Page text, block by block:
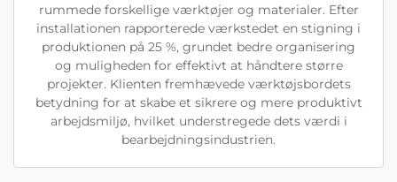
rummede forskellige værktøjer og materialer. Efter
installationen rapporterede værkstedet en stigning i
produktionen på 25 %, grundet bedre organisering
og muligheden for effektivt at håndtere større
projekter. Klienten fremhævede værktøjsbordets
betydning for at skabe et sikrere og mere produktivt
arbejdsmiljø, hvilket understregede dets værdi i
bearbejdningsindustrien.